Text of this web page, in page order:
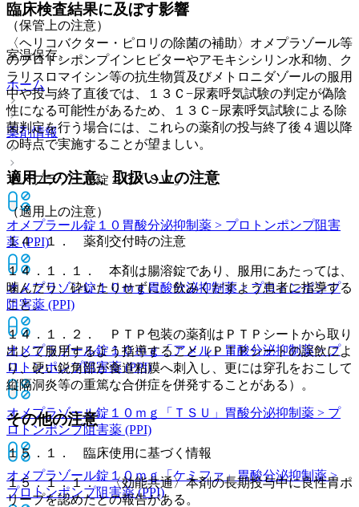
（保管上の注意）
室温保存。
ホーム
薬剤情報
オメプラゾール錠１０「ＳＷ」
オメプラール錠１０ 胃酸分泌抑制薬 > プロトンポンプ阻害
薬 (PPI)
オメプラゾン錠１０ｍｇ胃酸分泌抑制薬 > プロトンポンプ
阻害薬 (PPI)
オメプラゾール錠１０ｍｇ「アメル」 胃酸分泌抑制薬 > プ
ロトンポンプ阻害薬 (PPI)
オメプラゾール錠１０ｍｇ「ＴＳＵ」
胃酸分泌抑制薬 > プ
ロトンポンプ阻害薬 (PPI)
オメプラゾール錠１０ｍｇ「ケミファ」胃酸分泌抑制薬 >
プロトンポンプ阻害薬 (PPI)
臨床検査結果に及ぼす影響
〈ヘリコバクター・ピロリの除菌の補助〉オメプラゾール等
のプロトンポンプインヒビターやアモキシシリン水和物、ク
ラリスロマイシン等の抗生物質及びメトロニダゾールの服用
中や投与終了直後では、１３Ｃ−尿素呼気試験の判定が偽陰
性になる可能性があるため、１３Ｃ−尿素呼気試験による除
菌判定を行う場合には、これらの薬剤の投与終了後４週以降
の時点で実施することが望ましい。
適用上の注意、取扱い上の注意
（適用上の注意）
１４．１． 薬剤交付時の注意
１４．１．１． 本剤は腸溶錠であり、服用にあたっては、
噛んだり、砕いたりせずに、飲みくだすよう患者に指導する
こと。
１４．１．２． ＰＴＰ包装の薬剤はＰＴＰシートから取り
出して服用するよう指導すること（ＰＴＰシートの誤飲によ
り、硬い鋭角部が食道粘膜へ刺入し、更には穿孔をおこして
縦隔洞炎等の重篤な合併症を併発することがある）。
その他の注意
１５．１． 臨床使用に基づく情報
１５．１．１． 〈効能共通〉本剤の長期投与中に良性胃ポ
リープを認めたとの報告がある。